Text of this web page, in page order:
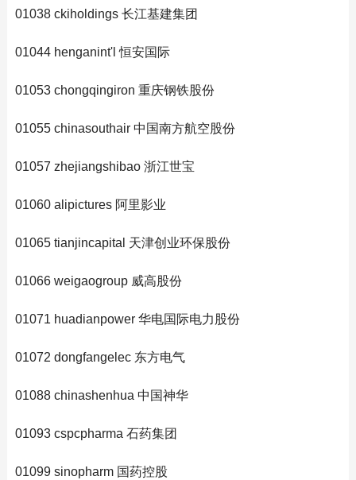
01038 ckiholdings 长江基建集团
01044 henganint'l 恒安国际
01053 chongqingiron 重庆钢铁股份
01055 chinasouthair 中国南方航空股份
01057 zhejiangshibao 浙江世宝
01060 alipictures 阿里影业
01065 tianjincapital 天津创业环保股份
01066 weigaogroup 威高股份
01071 huadianpower 华电国际电力股份
01072 dongfangelec 东方电气
01088 chinashenhua 中国神华
01093 cspcpharma 石药集团
01099 sinopharm 国药控股